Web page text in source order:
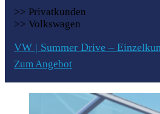
>> Privatkunden
>> Volkswagen
VW | Summer Drive –
Zum Angebot